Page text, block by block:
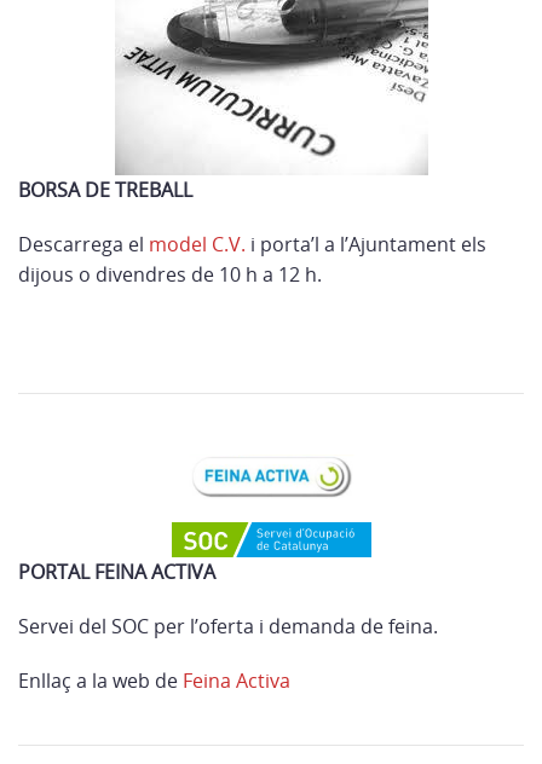
BORSA DE TREBALL
Descarrega el model C.V. i porta’l a l’Ajuntament els
dijous o divendres de 10 h a 12 h.
PORTAL FEINA ACTIVA
Servei del SOC per l’oferta i demanda de feina.
Enllaç a la web de Feina Activa